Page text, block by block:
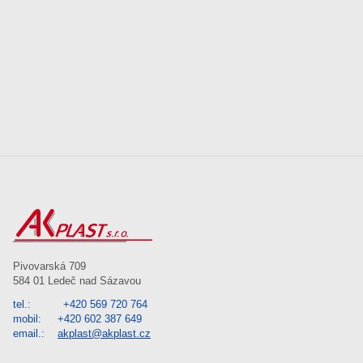
Pivovarská 709
584 01 Ledeč nad Sázavou
tel.: +420 569 720 764
mobil: +420 602 387 649
email.: akplast@akplast.cz